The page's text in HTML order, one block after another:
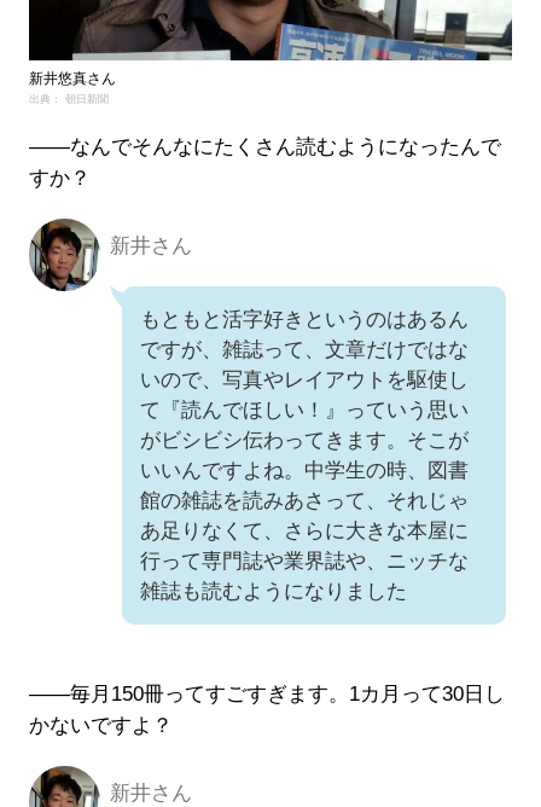
新井悠真さん
出典： 朝日新聞
――なんでそんなにたくさん読むようになったんで
すか？
新井さん
新井さん
もともと活字好きというのはあるん
ですが、雑誌って、文章だけではな
いので、写真やレイアウトを駆使し
て『読んでほしい！』っていう思い
がビシビシ伝わってきます。そこが
いいんですよね。中学生の時、図書
館の雑誌を読みあさって、それじゃ
あ足りなくて、さらに大きな本屋に
行って専門誌や業界誌や、ニッチな
雑誌も読むようになりました
――毎月150冊ってすごすぎます。1カ月って30日し
かないですよ？
新井さん
新井さん